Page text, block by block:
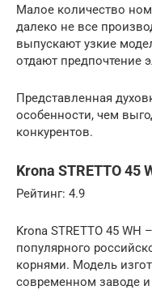
Малое количество
далеко не все
выпускают узкие
отдают предпочтение
Представленная
особенности, чем
конкурентов.
Krona STRETTO 45
Рейтинг: 4.9
Krona STRETTO 45
популярного
корнями. Модель
современном заводе